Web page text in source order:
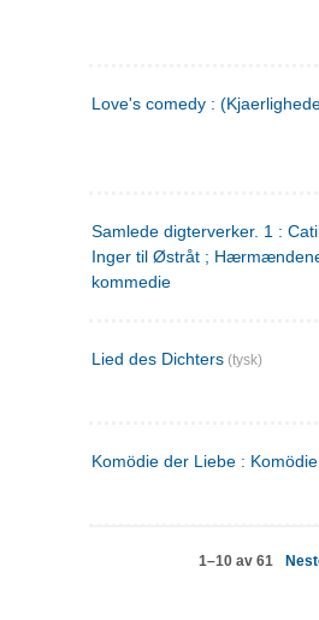
Love's comedy :
Samlede digterverker. 1 :
Inger til Østråt ;
kommedie
Lied des Dichters (tysk)
Komödie der Liebe :
1–10 av 61